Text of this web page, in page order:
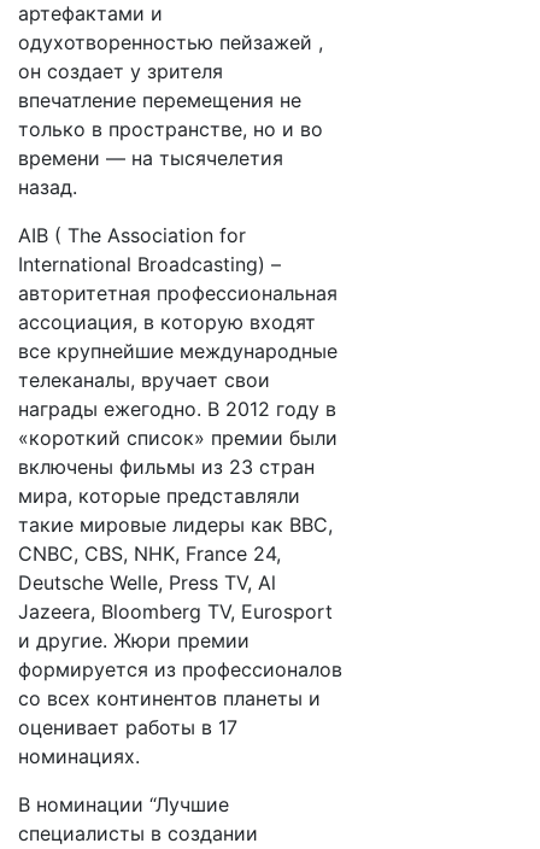
артефактами и
одухотворенностью пейзажей ,
он создает у зрителя
впечатление перемещения не
только в пространстве, но и во
времени — на тысячелетия
назад.
AIB ( The Association for
International Broadcasting) –
авторитетная профессиональная
ассоциация, в которую входят
все крупнейшие международные
телеканалы, вручает свои
награды ежегодно. В 2012 году в
«короткий список» премии были
включены фильмы из 23 стран
мира, которые представляли
такие мировые лидеры как BBC,
CNBC, CBS, NHK, France 24,
Deutsche Welle, Press TV, Al
Jazeera, Bloomberg TV, Eurosport
и другие. Жюри премии
формируется из профессионалов
со всех континентов планеты и
оценивает работы в 17
номинациях.
В номинации “Лучшие
специалисты в создании